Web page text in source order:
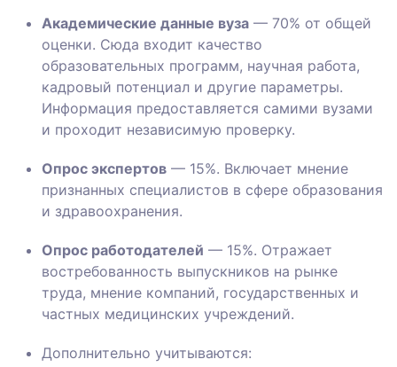
Академические данные вуза — 70% от общей
оценки. Сюда входит качество
образовательных программ, научная работа,
кадровый потенциал и другие параметры.
Информация предоставляется самими вузами
и проходит независимую проверку.
Опрос экспертов — 15%. Включает мнение
признанных специалистов в сфере образования
и здравоохранения.
Опрос работодателей — 15%. Отражает
востребованность выпускников на рынке
труда, мнение компаний, государственных и
частных медицинских учреждений.
Дополнительно учитываются: